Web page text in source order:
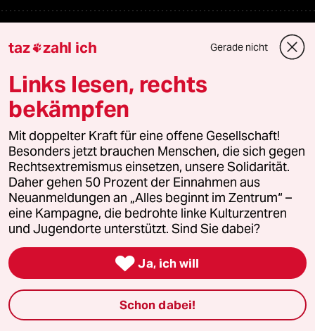
Reisen
Kantine
Shop
Anzeigen
Fragen & Hilfe
Feedback
Aboservice
taz zahl ich Gerade nicht
Links lesen, rechts
bekämpfen
Mit doppelter Kraft für eine offene Gesellschaft!
Besonders jetzt brauchen Menschen, die sich gegen
Rechtsextremismus einsetzen, unsere Solidarität.
Daher gehen 50 Prozent der Einnahmen aus
Neuanmeldungen an „Alles beginnt im Zentrum“ –
eine Kampagne, die bedrohte linke Kulturzentren
und Jugendorte unterstützt. Sind Sie dabei?
 Ja, ich will
Schon dabei!